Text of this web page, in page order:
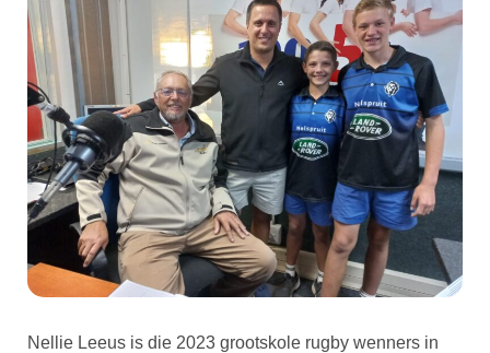
Nellie Leeus is die 2023 grootskole rugby wenners in